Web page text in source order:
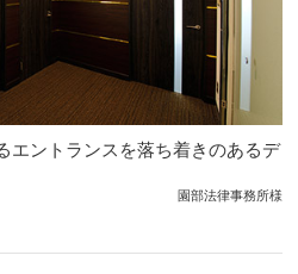
エントランスを落ち着きのあるデ
園部法律事務所様